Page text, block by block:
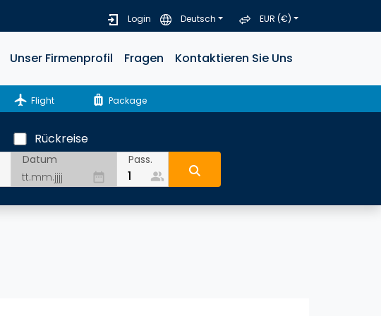
Login Deutsch EUR (€)
Unser Firmenprofil Fragen Kontaktieren Sie Uns
flight Flight luggage Package
Rückreise
Datum
date_range
Pass.
people_alt